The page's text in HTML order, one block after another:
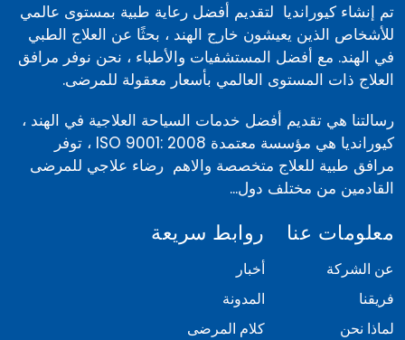
تم إنشاء كيورانديا لتقديم أفضل رعاية طبية بمستوى عالمي
للأشخاص الذين يعيشون خارج الهند ، بحثًا عن العلاج الطبي
في الهند. مع أفضل المستشفيات والأطباء ، نحن نوفر مرافق
العلاج ذات المستوى العالمي بأسعار معقولة للمرضى.
رسالتنا هي تقديم أفضل خدمات السياحة العلاجية في الهند ،
كيورانديا هي مؤسسة معتمدة ISO 9001: 2008 ، توفر
مرافق طبية للعلاج متخصصة والاهم رضاء علاجي للمرضى
القادمين من مختلف دول...
معلومات عنا
عن الشركة
فريقنا
لماذا نحن
روابط سريعة
أخبار
المدونة
كلام المرضى